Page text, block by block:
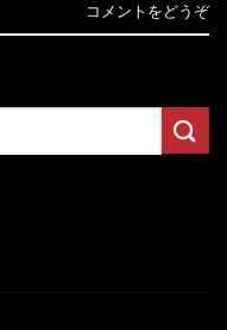
コメントをどうぞ